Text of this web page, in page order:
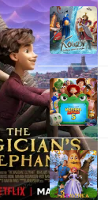
неба
(2023)